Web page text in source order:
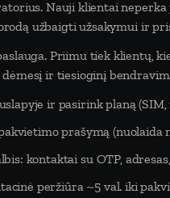
Nauji klientai
užbaigti užsakymui ir
Priimu tiek
ir tiesioginį
ir pasirink planą (SIM,
prašymą (nuolaida
kontaktai su OTP,
peržiūra ~5 val. iki